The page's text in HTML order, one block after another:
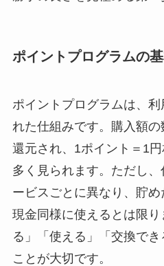
ポイントプログラムの
ポイントプログラムは、
れた仕組みです。購入額
還元され、1ポイント＝1
多く見られます。ただし
ービスごとに異なり、貯
現金同様に使えるとは限
る」「使える」「交換で
ことが大切です。